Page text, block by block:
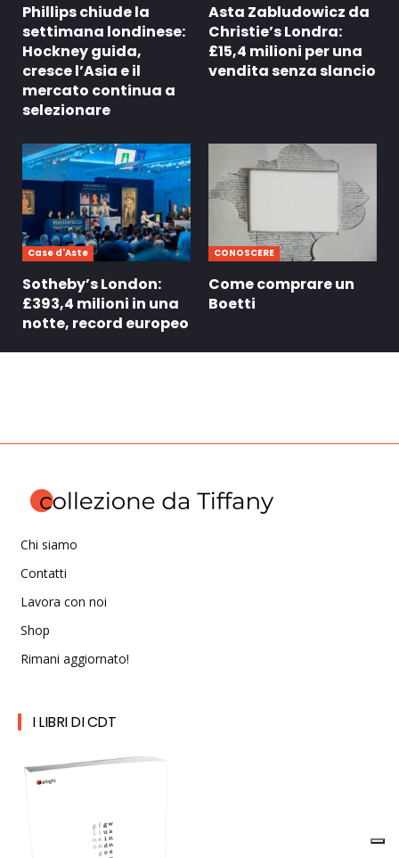
Phillips chiude la
settimana londinese:
Hockney guida,
cresce l’Asia e il
mercato continua a
selezionare
Asta Zabludowicz da
Christie’s Londra:
£15,4 milioni per una
vendita senza slancio
Case d'Aste
Sotheby’s London:
£393,4 milioni in una
notte, record europeo
CONOSCERE
Come comprare un
Boetti
Chi siamo
Contatti
Lavora con noi
Shop
Rimani aggiornato!
I LIBRI DI CDT